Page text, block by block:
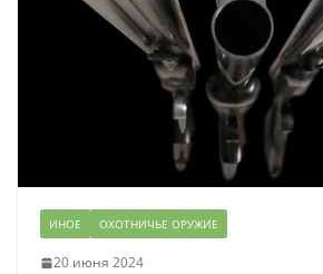
ИНОЕ ОХОТНИЧЬЕ ОРУЖИЕ
20 июня 2024